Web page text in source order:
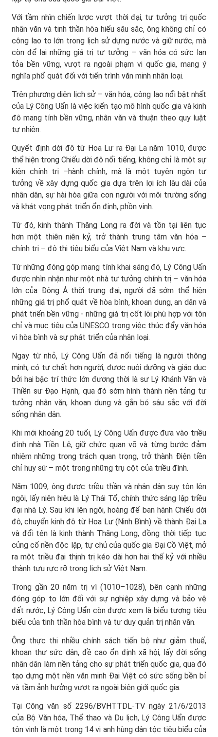
Với tầm nhìn chiến lược vượt thời đại, tư tưởng trị quốc
nhân văn và tinh thần hòa hiếu sâu sắc, ông không chỉ có
công lao to lớn trong lịch sử dựng nước và giữ nước, mà
còn để lại những giá trị tư tưởng – văn hóa có sức lan
tỏa bền vững, vượt ra ngoài phạm vi quốc gia, mang ý
nghĩa phổ quát đối với tiến trình văn minh nhân loại.
Trên phương diện lịch sử – văn hóa, công lao nổi bật nhất
của Lý Công Uẩn là việc kiến tạo mô hình quốc gia và kinh
đô mang tính bền vững, nhân văn và thuận theo quy luật
tự nhiên.
Quyết định dời đô từ Hoa Lư ra Đại La năm 1010, được
thể hiện trong Chiếu dời đô nổi tiếng, không chỉ là một sự
kiện chính trị –hành chính, mà là một tuyên ngôn tư
tưởng về xây dựng quốc gia dựa trên lợi ích lâu dài của
nhân dân, sự hài hòa giữa con người với môi trường sống
và khát vọng phát triển ổn định, phồn vinh.
Từ đó, kinh thành Thăng Long ra đời và tồn tại liên tục
hơn một thiên niên kỷ, trở thành trung tâm văn hóa –
chính trị – đô thị tiêu biểu của Việt Nam và khu vực.
Từ những đóng góp mang tính khai sáng đó, Lý Công Uẩn
được nhìn nhận như một nhà tư tưởng chính trị – văn hóa
lớn của Đông Á thời trung đại, người đã sớm thể hiện
những giá trị phổ quát về hòa bình, khoan dung, an dân và
phát triển bền vững - những giá trị cốt lõi phù hợp với tôn
chỉ và mục tiêu của UNESCO trong việc thúc đẩy văn hóa
vì hòa bình và sự phát triển của nhân loại.
Ngay từ nhỏ, Lý Công Uẩn đã nổi tiếng là người thông
minh, có tư chất hơn người, được nuôi dưỡng và giáo dục
bởi hai bậc trí thức lớn đương thời là sư Lý Khánh Văn và
Thiền sư Đạo Hạnh, qua đó sớm hình thành nền tảng tư
tưởng nhân văn, khoan dung và gắn bó sâu sắc với đời
sống nhân dân.
Khi mới khoảng 20 tuổi, Lý Công Uẩn được đưa vào triều
đình nhà Tiền Lê, giữ chức quan võ và từng bước đảm
nhiệm những trọng trách quan trọng, trở thành Điện tiền
chỉ huy sứ – một trong những trụ cột của triều đình.
Năm 1009, ông được triều thần và nhân dân suy tôn lên
ngôi, lấy niên hiệu là Lý Thái Tổ, chính thức sáng lập triều
đại nhà Lý. Sau khi lên ngôi, hoàng đế ban hành Chiếu dời
đô, chuyển kinh đô từ Hoa Lư (Ninh Bình) về thành Đại La
và đổi tên là kinh thành Thăng Long, đồng thời tiếp tục
củng cố nền độc lập, tự chủ của quốc gia Đại Cồ Việt, mở
ra một triều đại thịnh trị kéo dài hơn hai thế kỷ với nhiều
thành tựu rực rỡ trong lịch sử Việt Nam.
Trong gần 20 năm trị vì (1010–1028), bên cạnh những
đóng góp to lớn đối với sự nghiệp xây dựng và bảo vệ
đất nước, Lý Công Uẩn còn được xem là biểu tượng tiêu
biểu của tinh thần hòa bình và tư duy quản trị nhân văn.
Ông thực thi nhiều chính sách tiến bộ như giảm thuế,
khoan thư sức dân, đề cao ổn định xã hội, lấy đời sống
nhân dân làm nền tảng cho sự phát triển quốc gia, qua đó
tạo dựng một nền văn minh Đại Việt có sức sống bền bỉ
và tầm ảnh hưởng vượt ra ngoài biên giới quốc gia.
Tại Công văn số 2296/BVHTTDL-TV ngày 21/6/2013
của Bộ Văn hóa, Thể thao và Du lịch, Lý Công Uẩn được
tôn vinh là một trong 14 vị anh hùng dân tộc tiêu biểu của